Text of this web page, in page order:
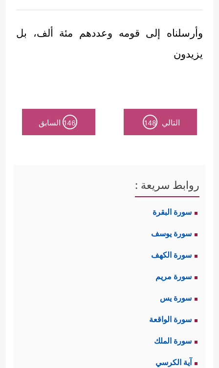
وأرسلناه إلى قومه وعددهم مئة ألف، بل
يزيدون
التالي 148
146 السابق
روابط سريعة :
سورة البقرة
سورة يوسف
سورة الكهف
سورة مريم
سورة يس
سورة الواقعة
سورة الملك
آية الكرسي